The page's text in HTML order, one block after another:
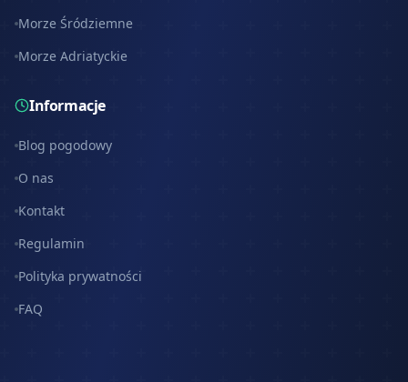
Morze Śródziemne
Morze Adriatyckie
Informacje
Blog pogodowy
O nas
Kontakt
Regulamin
Polityka prywatności
FAQ